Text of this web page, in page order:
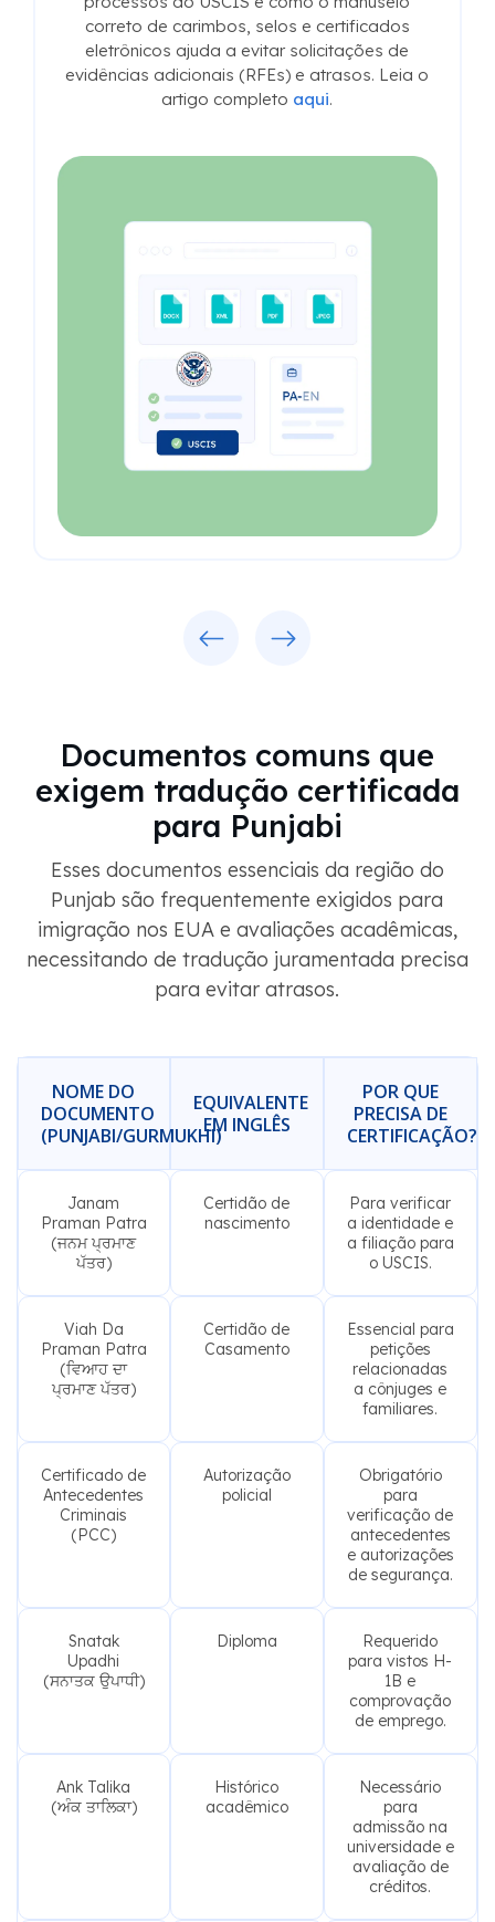
ajuda advogados de imigração a fornecer
traduções certificadas rapidamente. Leia o
artigo completo aqui.
exigem tradução certificada
para Punjabi
Esses documentos essenciais da região do
Punjab são frequentemente exigidos para
imigração nos EUA e avaliações acadêmicas,
necessitando de tradução juramentada precisa
para evitar atrasos.
DOCUMENTO
(PUNJABI/GURMUKHI)EM INGLÊS
PRECISA DE
CERTIFICAÇÃO?
Praman Patra
(ਜਨਮ ਪ੍ਰਮਾਣ
ਪੱਤਰ)
nascimento
a identidade e
a filiação para
o USCIS.
Praman Patra
(ਵਿਆਹ ਦਾ
ਪ੍ਰਮਾਣ ਪੱਤਰ)
Casamento
petições
relacionadas
a cônjuges e
familiares.
Antecedentes
Criminais
(PCC)
policial
para
verificação de
antecedentes
e autorizações
de segurança.
Upadhi
(ਸਨਾਤਕ ਉਪਾਧੀ)
para vistos H-
1B e
comprovação
de emprego.
(ਅੰਕ ਤਾਲਿਕਾ)
acadêmico
para
admissão na
universidade e
avaliação de
créditos.